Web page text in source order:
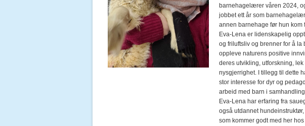
barnehagelærer våren 2024,
jobbet ett år som
annen barnehage før hun kom
Eva-Lena er lidenskapelig
og friluftsliv og brenner for å la
oppleve naturens positive
deres utvikling, utforskning, lek
nysgjerrighet. I tillegg til dette
stor interesse for dyr og
arbeid med barn i
Eva-Lena har erfaring fra
også utdannet
som kommer godt med her hos